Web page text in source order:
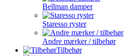
Bellman damper
Staresso ryster
Andre mærker / tilbehør
Tilbehør